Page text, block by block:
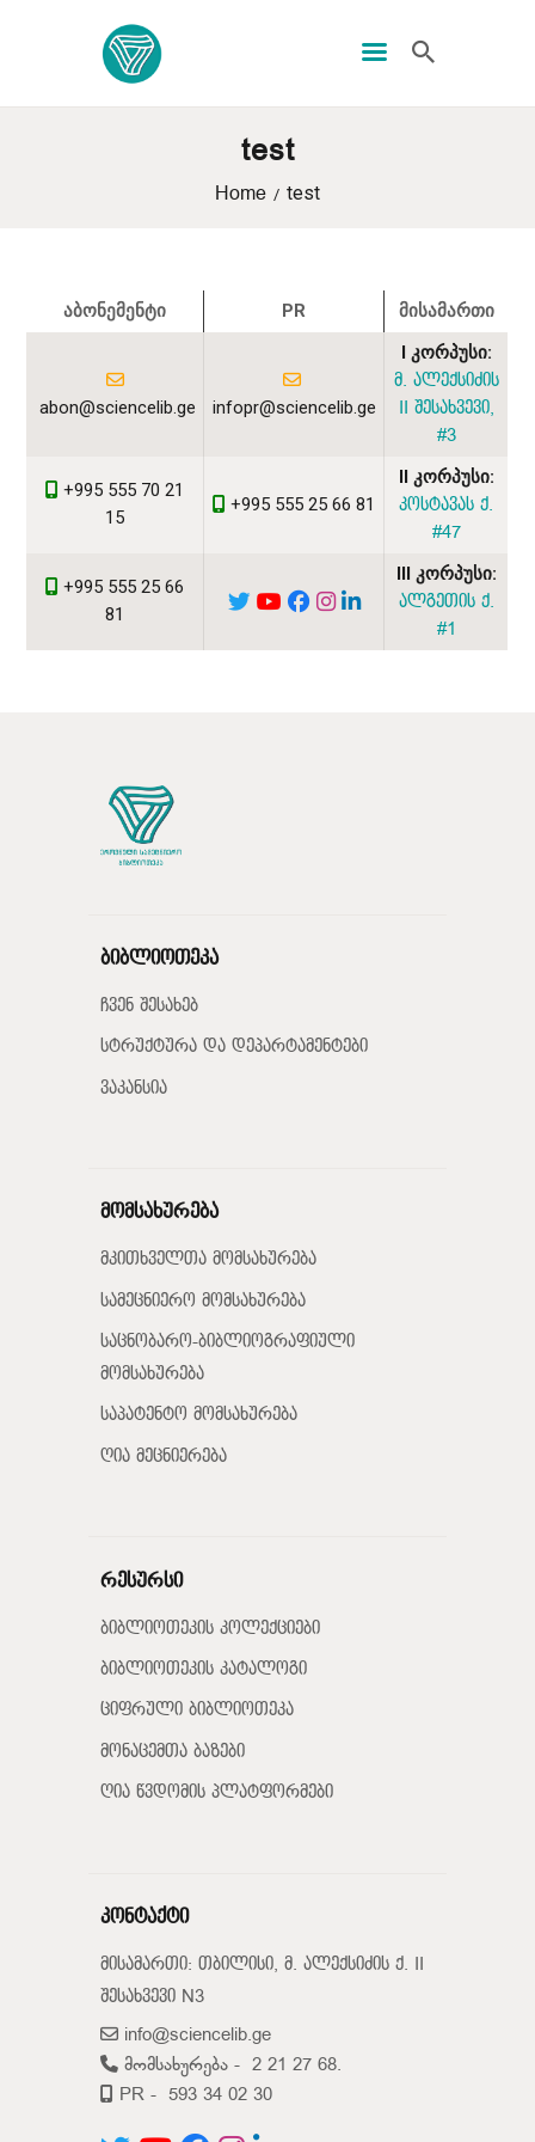
test
Home test
ᲛᲝᲛᲡᲐᲮᲣᲠᲔᲑᲐ
ᲠᲔᲒᲘᲡᲢᲠᲐᲪᲘᲐ
ᲙᲝᲜᲢᲐᲥᲢᲘ
ᲐᲑᲝᲜᲔᲛᲔᲜᲢᲘ PR ᲛᲘᲡᲐᲛᲐᲠᲗᲘ
abon@sciencelib.ge infopr@sciencelib.ge
I კორპუსი:
მ. ალექსიძის
II შესახვევი,
#3
+995 555 70 21
15
+995 555 25 66 81
II კორპუსი:
კოსტავას ქ.
#47
+995 555 25 66
81
III კორპუსი:
ალგეთის ქ.
#1
ბიბლიოთეკა
ჩვენ შესახებ
სტრუქტურა და დეპარტამენტები
ვაკანსია
მომსახურება
მკითხველთა მომსახურება
სამეცნიერო მომსახურება
საცნობარო-ბიბლიოგრაფიული
მომსახურება
საპატენტო მომსახურება
ღია მეცნიერება
რესურსი
ბიბლიოთეკის კოლექციები
ბიბლიოთეკის კატალოგი
ციფრული ბიბლიოთეკა
მონაცემთა ბაზები
ღია წვდომის პლატფორმები
კონტაქტი
მისამართი: თბილისი, მ. ალექსიძის ქ. II
შესახვევი N3
info@sciencelib.ge
მომსახურება - 2 21 27 68.
PR - 593 34 02 30